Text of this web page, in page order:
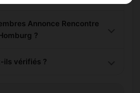
Annonce Rencontre
?
ils vérifiés ?